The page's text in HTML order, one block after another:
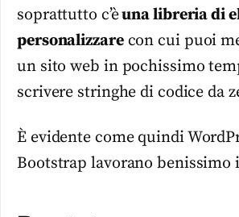
soprattutto c’èuna libreria di
personalizzarecon cui puoi
un sito web in pochissimo
scrivere stringhe di codice da
È evidente come quindi
Bootstrap lavorano benissimo